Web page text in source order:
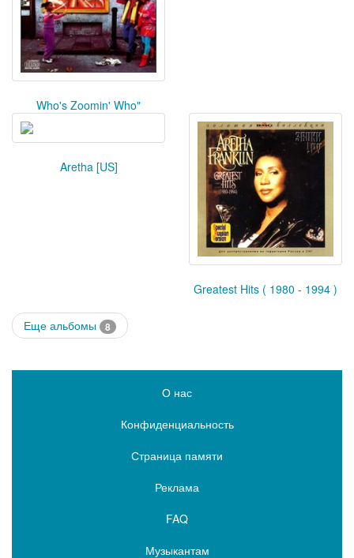
Who's Zoomin' Who"
Aretha [US]
Greatest Hits ( 1980 - 1994 )
Еще альбомы 8
О нас
Конфиденциальность
Страница памяти
Реклама
FAQ
Музыкантам